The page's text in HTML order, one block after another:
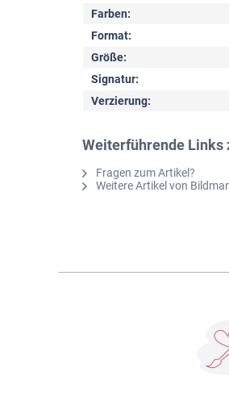
Farben:
Format:
Größe:
Signatur:
Verzierung:
Weiterführende Links
Fragen zum Artikel?
Weitere Artikel von